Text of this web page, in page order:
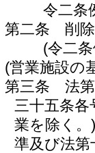
令二条
第二条
削除
(令二
(営業施設の
第三条
法
三十五条
業を除く。)
準及び法第